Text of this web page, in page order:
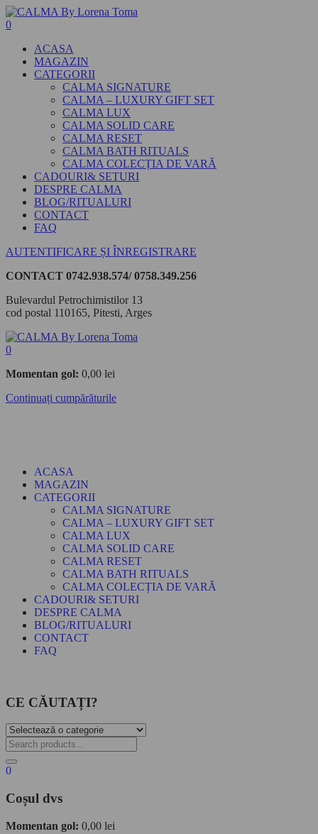
0
ACASA
MAGAZIN
CATEGORII
CALMA SIGNATURE
CALMA – LUXURY GIFT SET
CALMA LUX
CALMA SOLID CARE
CALMA RESET
CALMA BATH RITUALS
CALMA COLECȚIA DE VARĂ
CADOURI& SETURI
DESPRE CALMA
BLOG/RITUALURI
CONTACT
FAQ
AUTENTIFICARE ȘI ÎNREGISTRARE
CONTACT 0742.938.574/ 0758.349.256
Bulevardul Petrochimistilor 13
cod postal 110165, Pitesti, Arges
0
Momentan gol: 0,00 lei
Continuați cumpărăturile
ACASA
MAGAZIN
CATEGORII
CALMA SIGNATURE
CALMA – LUXURY GIFT SET
CALMA LUX
CALMA SOLID CARE
CALMA RESET
CALMA BATH RITUALS
CALMA COLECȚIA DE VARĂ
CADOURI& SETURI
DESPRE CALMA
BLOG/RITUALURI
CONTACT
FAQ
CE CĂUTAȚI?
0
Coșul dvs
Momentan gol: 0,00 lei